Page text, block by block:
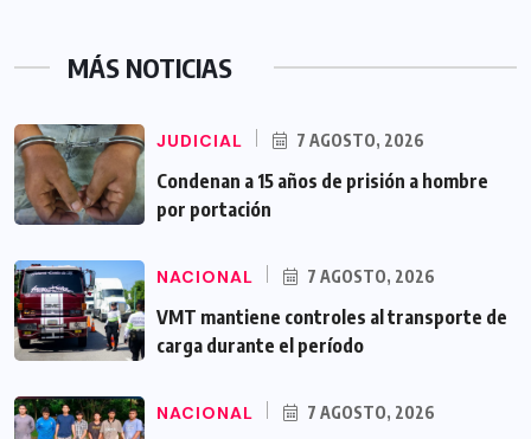
MÁS NOTICIAS
JUDICIAL 7 AGOSTO, 2026
Condenan a 15 años de prisión a hombre
por portación
NACIONAL 7 AGOSTO, 2026
VMT mantiene controles al transporte de
carga durante el período
NACIONAL 7 AGOSTO, 2026